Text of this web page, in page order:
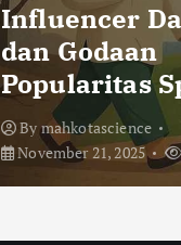
Influencer
dan Godaan
Popularitas
Bymahkotascience
November 21, 2025